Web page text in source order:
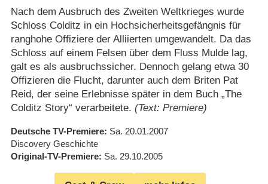
Nach dem Ausbruch des Zweiten Weltkrieges wurde
Schloss Colditz in ein Hochsicherheitsgefängnis für
ranghohe Offiziere der Alliierten umgewandelt. Da das
Schloss auf einem Felsen über dem Fluss Mulde lag,
galt es als ausbruchssicher. Dennoch gelang etwa 30
Offizieren die Flucht, darunter auch dem Briten Pat
Reid, der seine Erlebnisse später in dem Buch „The
Colditz Story“ verarbeitete. (Text: Premiere)
Deutsche TV-Premiere Sa. 20.01.2007
Discovery Geschichte
Original-TV-Premiere Sa. 29.10.2005